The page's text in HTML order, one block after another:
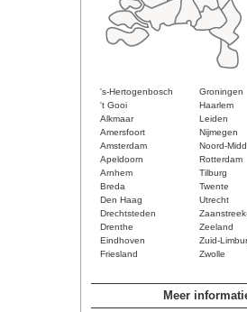
's-Hertogenbosch
Groningen
't Gooi
Haarlem
Alkmaar
Leiden
Amersfoort
Nijmegen
Amsterdam
Noord-
Apeldoorn
Rotterdam
Arnhem
Tilburg
Breda
Twente
Den Haag
Utrecht
Drechtsteden
Drenthe
Zeeland
Eindhoven
Zuid-
Friesland
Zwolle
Meer